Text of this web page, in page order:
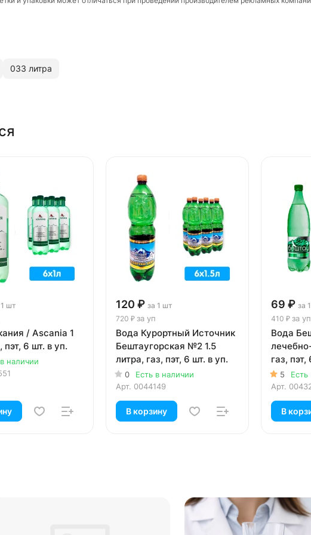
033 литра
шт
/ Ascania 1
пэт, 6 шт. в уп.
наличии
120 ₽ за 1 шт
720 ₽ за уп
Вода Курортный Источник
Бештаугорская №2 1.5
литра, газ, пэт, 6 шт. в уп.
0
Есть в наличии
Арт. 0044149
В корзину
69 ₽ за
410 ₽ за уп
Вода
газ,
5
Есть
Арт.
В